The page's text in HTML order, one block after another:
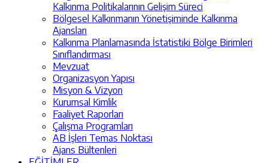
Kalkınma Politikalarının Gelişim Süreci
Bölgesel Kalkınmanın Yönetişiminde Kalkınma
Ajansları
Kalkınma Planlamasında İstatistiki Bölge Birimleri
Sınıflandırması
Mevzuat
Organizasyon Yapısı
Misyon & Vizyon
Kurumsal Kimlik
Faaliyet Raporları
Çalışma Programları
AB İşleri Temas Noktası
Ajans Bültenleri